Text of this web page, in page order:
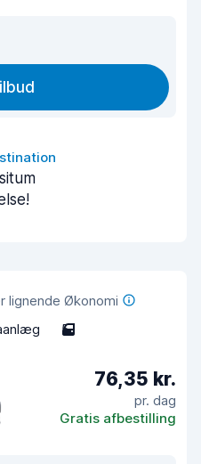
lignende Økonomi
5
76,35 kr.
pr. dag
Gratis afbestilling